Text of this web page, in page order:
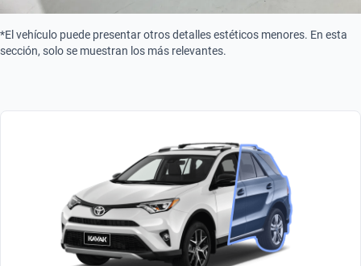
*El vehículo puede presentar otros detalles estéticos menores. En esta
sección, solo se muestran los más relevantes.